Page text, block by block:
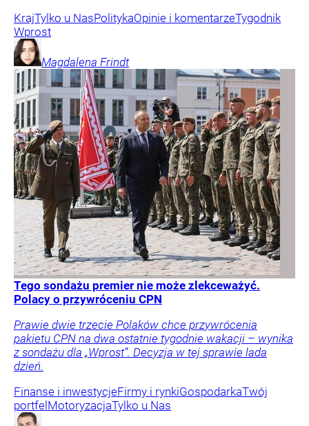
KrajTylko u NasPolitykaOpinie i komentarzeTygodnik
Wprost
Magdalena Frindt
Tego sondażu premier nie może zlekceważyć.
Polacy o przywróceniu CPN
Prawie dwie trzecie Polaków chce przywrócenia
pakietu CPN na dwa ostatnie tygodnie wakacji – wynika
z sondażu dla „Wprost”. Decyzja w tej sprawie lada
dzień.
Finanse i inwestycjeFirmy i rynkiGospodarkaTwój
portfelMotoryzacjaTylko u Nas